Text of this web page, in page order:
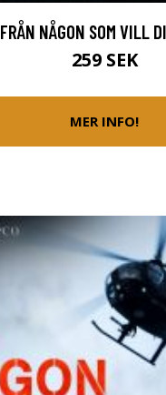
FRÅN NÅGON SOM VILL
259 SEK
MER INFO!